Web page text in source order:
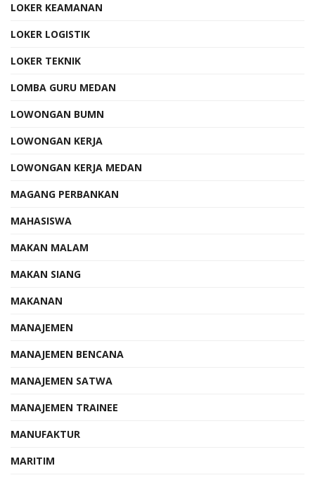
LOKER KEAMANAN
LOKER LOGISTIK
LOKER TEKNIK
LOMBA GURU MEDAN
LOWONGAN BUMN
LOWONGAN KERJA
LOWONGAN KERJA MEDAN
MAGANG PERBANKAN
MAHASISWA
MAKAN MALAM
MAKAN SIANG
MAKANAN
MANAJEMEN
MANAJEMEN BENCANA
MANAJEMEN SATWA
MANAJEMEN TRAINEE
MANUFAKTUR
MARITIM